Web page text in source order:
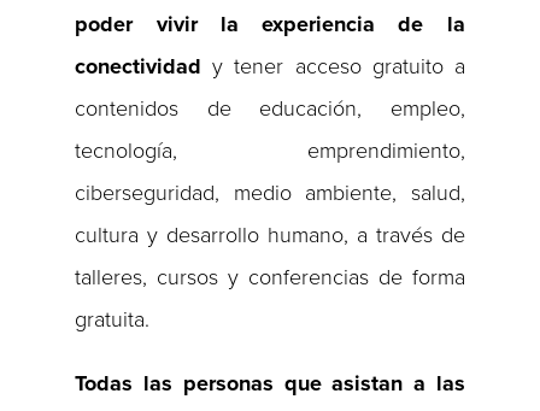
poder vivir la experiencia de la
conectividad y tener acceso gratuito a
contenidos de educación, empleo,
tecnología, emprendimiento,
ciberseguridad, medio ambiente, salud,
cultura y desarrollo humano, a través de
talleres, cursos y conferencias de forma
gratuita.
Todas las personas que asistan a las